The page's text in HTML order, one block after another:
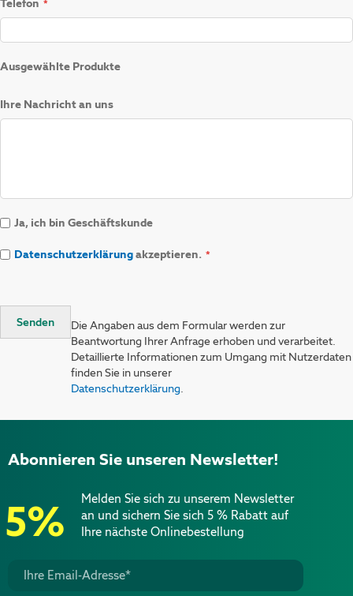
Telefon
Ausgewählte Produkte
Ihre Nachricht an uns
Ja, ich bin Geschäftskunde
Datenschutzerklärungakzeptieren.
Senden
Die Angaben aus dem Formular werden zur
Beantwortung Ihrer Anfrage erhoben und verarbeitet.
Detaillierte Informationen zum Umgang mit Nutzerdaten
finden Sie in unserer
Datenschutzerklärung.
Abonnieren Sie unseren Newsletter!
5%
Melden Sie sich zu unserem Newsletter
an und sichern Sie sich 5 % Rabatt auf
Ihre nächste Onlinebestellung